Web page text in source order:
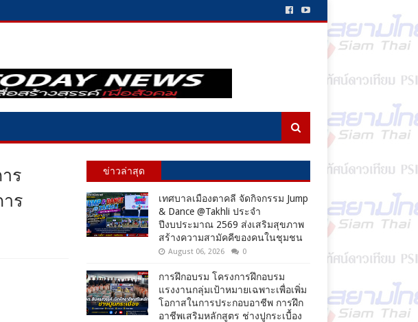
ร
ร
ข่าวล่าสุด
เทศบาลเมืองตาคลี จัดกิจกรรม Jump
& Dance @Takhli ประจำ
ปีงบประมาณ 2569 ส่งเสริมสุขภาพ
สร้างความสามัคคีของคนในชุมชน
August 06, 2026 0
การฝึกอบรม โครงการฝึกอบรม
แรงงานกลุ่มเป้าหมายเฉพาะเพื่อเพิ่ม
โอกาสในการประกอบอาชีพ การฝึก
อาชีพเสริมหลักสูตร ช่างปูกระเบื้อง